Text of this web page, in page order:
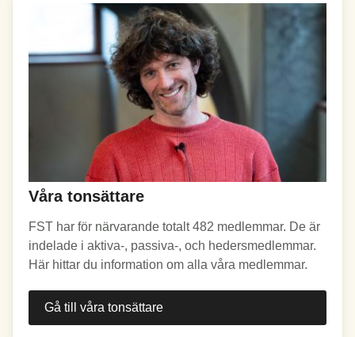
Våra tonsättare
FST har för närvarande totalt 482 medlemmar. De är
indelade i aktiva-, passiva-, och hedersmedlemmar.
Här hittar du information om alla våra medlemmar.
Gå till våra tonsättare